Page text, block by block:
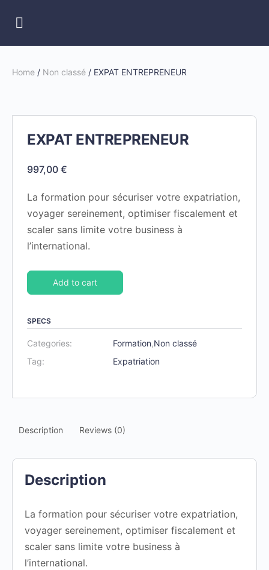
Home / Non classé / EXPAT ENTREPRENEUR
EXPAT ENTREPRENEUR
997,00 €
La formation pour sécuriser votre expatriation,
voyager sereinement, optimiser fiscalement et
scaler sans limite votre business à
l’international.
Add to cart
SPECS
Categories: Formation,Non classé
Tag:
Expatriation
Description Reviews (0)
Description
La formation pour sécuriser votre expatriation,
voyager sereinement, optimiser fiscalement et
scaler sans limite votre business à
l’international.